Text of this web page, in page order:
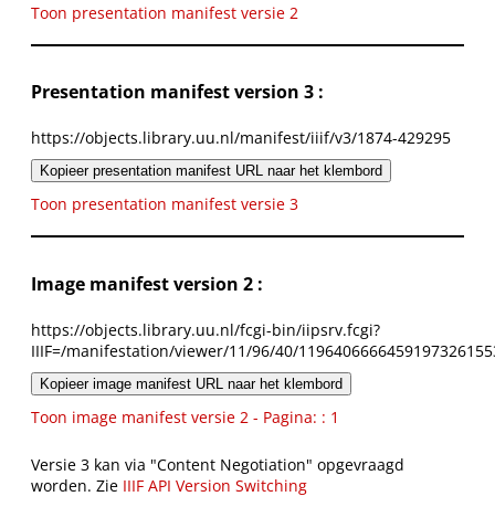
Toon presentation manifest versie 2
Presentation manifest version 3 :
https://objects.library.uu.nl/manifest/iiif/v3/1874-429295
Kopieer presentation manifest URL naar het klembord
Toon presentation manifest versie 3
Image manifest version 2 :
https://objects.library.uu.nl/fcgi-bin/iipsrv.fcgi?
IIIF=/manifestation/viewer/11/96/40/
Kopieer image manifest URL naar het klembord
Toon image manifest versie 2 - Pagina: : 1
Versie 3 kan via "Content Negotiation" opgevraagd
worden. Zie IIIF API Version Switching